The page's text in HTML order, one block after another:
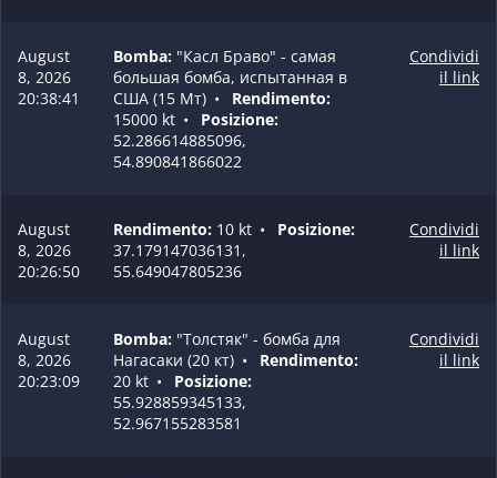
August
8, 2026
20:38:41
Bomba: "Касл Браво" - самая
большая бомба, испытанная в
США (15 Мт) •
Rendimento:
15000 kt •
Posizione:
52.286614885096,
54.890841866022
Condividi
il link
August
8, 2026
20:26:50
Rendimento: 10 kt •
Posizione:
37.179147036131,
55.649047805236
Condividi
il link
August
8, 2026
20:23:09
Bomba: "Толстяк" - бомба для
Нагасаки (20 кт) •
Rendimento:
20 kt •
Posizione:
55.928859345133,
52.967155283581
Condividi
il link